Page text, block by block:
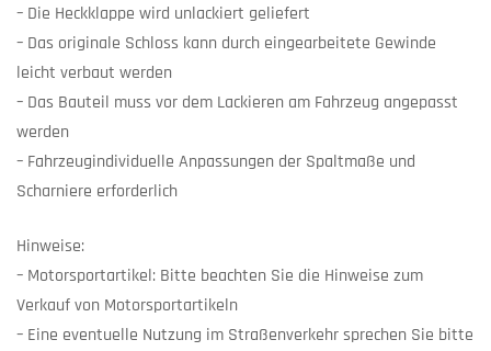
– Die Heckklappe wird unlackiert geliefert
– Das originale Schloss kann durch eingearbeitete Gewinde
leicht verbaut werden
– Das Bauteil muss vor dem Lackieren am Fahrzeug angepasst
werden
– Fahrzeugindividuelle Anpassungen der Spaltmaße und
Scharniere erforderlich
Hinweise:
– Motorsportartikel: Bitte beachten Sie die Hinweise zum
Verkauf von Motorsportartikeln
– Eine eventuelle Nutzung im Straßenverkehr sprechen Sie bitte